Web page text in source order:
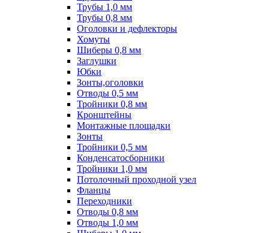
Трубы 1,0 мм
Трубы 0,8 мм
Оголовки и дефлекторы
Хомуты
Шиберы 0,8 мм
Заглушки
Юбки
Зонты,оголовки
Отводы 0,5 мм
Тройники 0,8 мм
Кронштейны
Монтажные площадки
Зонты
Тройники 0,5 мм
Конденсатосборники
Тройники 1,0 мм
Потолочный проходной узел
Фланцы
Переходники
Отводы 0,8 мм
Отводы 1,0 мм